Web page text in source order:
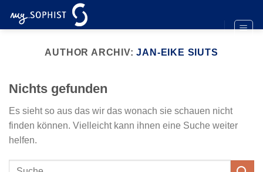
Inhalt
AUTHOR ARCHIV:JAN-EIKE SIUTS
Nichts gefunden
Es sieht so aus das wir das wonach sie schauen nicht
finden können. Vielleicht kann ihnen eine Suche weiter
helfen.